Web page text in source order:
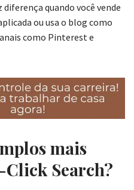
diferença quando você vende
ou usa o blog como
como Pinterest e
mais
Search?